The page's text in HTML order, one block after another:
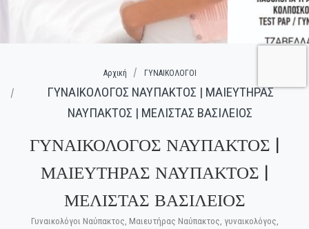
Αρχική ΓΥΝΑΙΚΟΛΟΓΟΙ
ΓΥΝΑΙΚΟΛΟΓΟΣ ΝΑΥΠΑΚΤΟΣ | ΜΑΙΕΥΤΗΡΑΣ
ΝΑΥΠΑΚΤΟΣ | ΜΕΛΙΣΤΑΣ ΒΑΣΙΛΕΙΟΣ
ΓΥΝΑΙΚΟΛΟΓΟΣ ΝΑΥΠΑΚΤΟΣ |
ΜΑΙΕΥΤΗΡΑΣ ΝΑΥΠΑΚΤΟΣ |
ΜΕΛΙΣΤΑΣ ΒΑΣΙΛΕΙΟΣ
Γυναικολόγοι Ναύπακτος, Μαιευτήρας Ναύπακτος, γυναικολόγος,